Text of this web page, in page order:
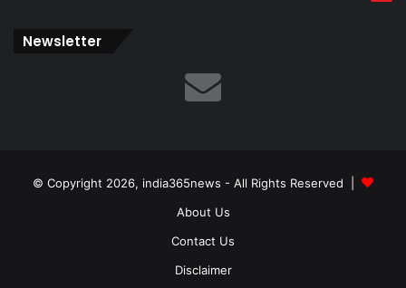
Newsletter
© Copyright 2026, india365news - All Rights Reserved |
About Us
Contact Us
Disclaimer